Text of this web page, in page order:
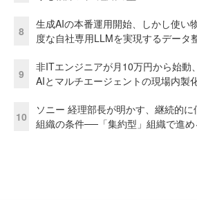
8
生成AIの本番運用開始、しかし使
度な自社専用LLMを実現するデータ
9
非ITエンジニアが月10万円から始動
AIとマルチエージェントの現場内製
10
ソニー 経理部長が明かす、継続的
組織の条件──「集約型」組織で進